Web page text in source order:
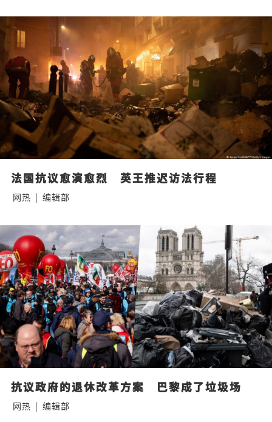
法国抗议愈演愈烈　英王推迟访法行程
网热 | 编辑部
抗议政府的退休改革方案　巴黎成了垃圾场
网热 | 编辑部